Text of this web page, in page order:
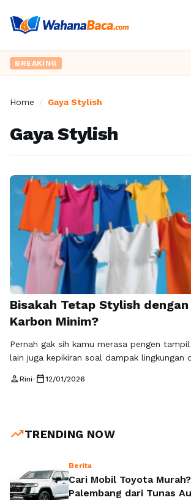
BREAKING
Home / Gaya Stylish
Gaya Stylish
Bisakah Tetap Stylish
Karbon Minim?
Pernah gak sih kamu merasa pengen
lain juga kepikiran soal dampak lingkungan
karena kesadaran konsumen terhadap isu
person Rini• calendar_today12/01/2026
trending_upTRENDING NOW
Berita
Cari Mobil Toyota
Palembang dari Tunas